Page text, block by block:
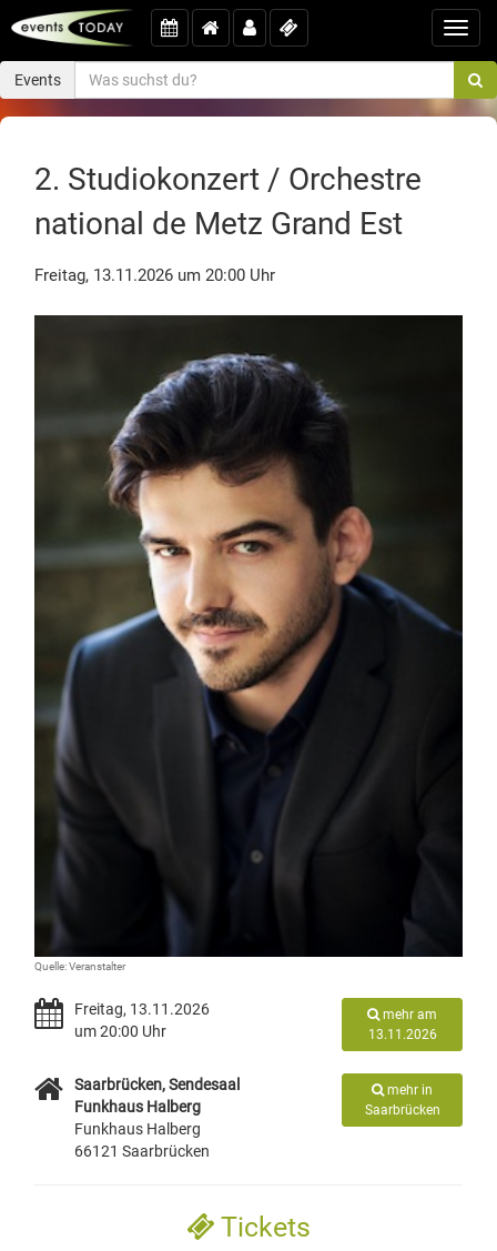
Events
2. Studiokonzert / Orchestre
national de Metz Grand Est
Freitag, 13.11.2026 um 20:00 Uhr
Quelle: Veranstalter
Freitag, 13.11.2026
um 20:00 Uhr
mehr am
13.11.2026
Saarbrücken, Sendesaal
Funkhaus Halberg
Funkhaus Halberg
66121 Saarbrücken
mehr in
Saarbrücken
Tickets